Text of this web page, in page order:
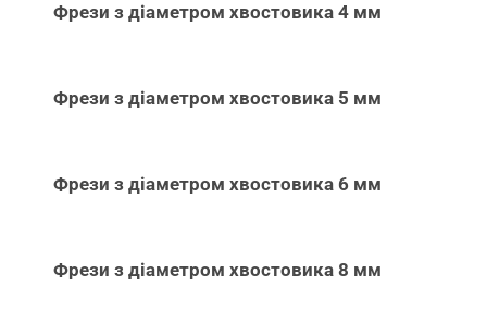
Фрези з діаметром хвостовика 4 мм
Фрези з діаметром хвостовика 5 мм
Фрези з діаметром хвостовика 6 мм
Фрези з діаметром хвостовика 8 мм